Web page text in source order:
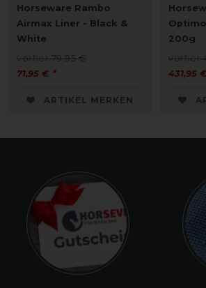
Horseware Rambo
Airmax Liner - Black &
White
vorher 79,95 €
71,95 € *
ARTIKEL MERKEN
200g
vorher
431,95